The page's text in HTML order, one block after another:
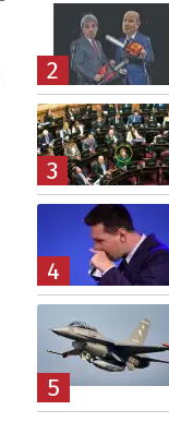
2
3
4
5